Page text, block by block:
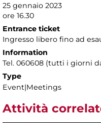
25 gennaio 2023
ore 16.30
Entrance ticket
Ingresso libero fino ad
Information
Tel. 060608 (tutti i giorni
Type
Event|Meetings
Attività